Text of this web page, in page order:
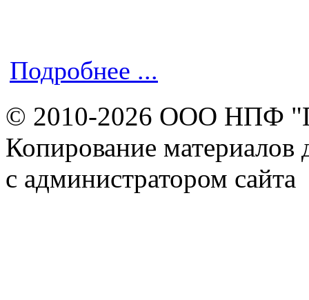
Подробнее ...
© 2010-2026 ООО НПФ
Копирование материалов
с администратором сайта